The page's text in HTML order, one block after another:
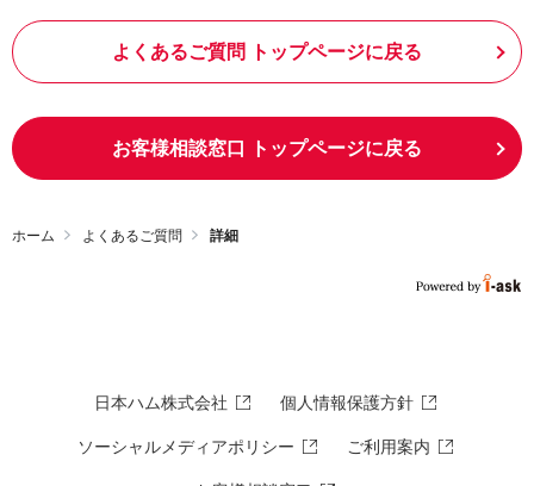
よくあるご質問 トップページに戻る
お客様相談窓口 トップページに戻る
ホーム よくあるご質問 詳細
日本ハム株式会社 個人情報保護方針
ソーシャルメディアポリシー ご利用案内